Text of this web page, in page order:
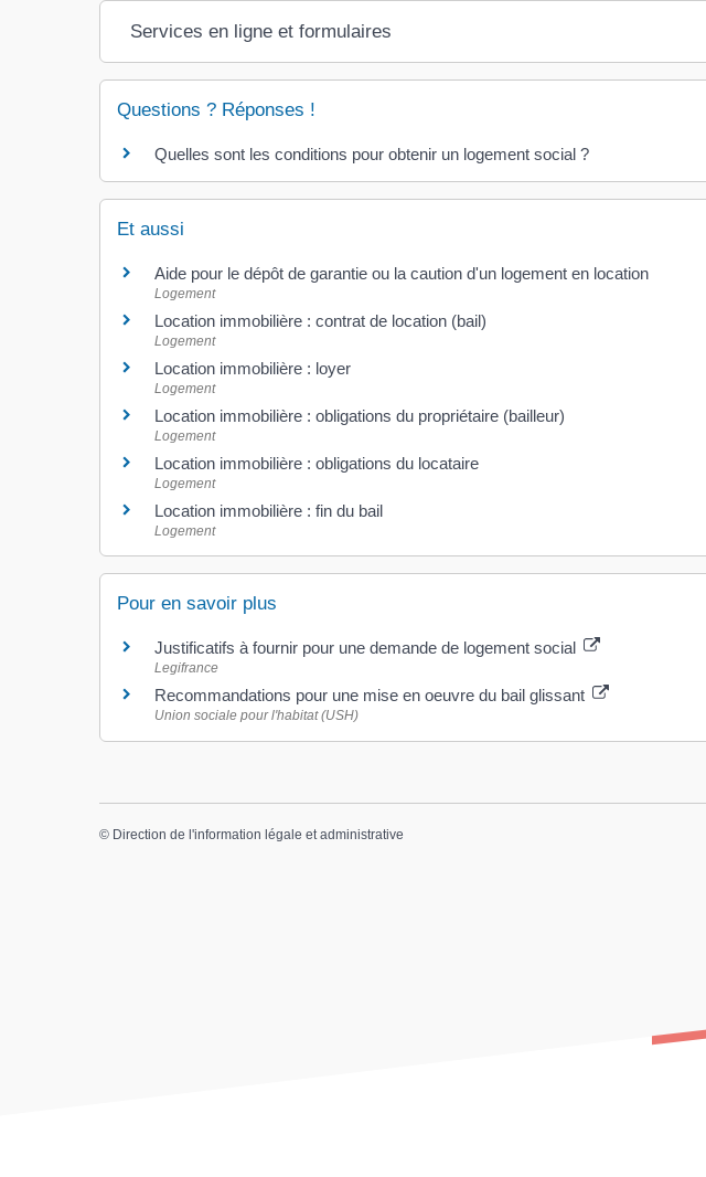
Services en ligne et formulaires
Questions ? Réponses !
Quelles sont les conditions pour obtenir un logement social ?
Et aussi
Aide pour le dépôt de garantie ou la caution d'un logement en location
Logement
Location immobilière : contrat de location (bail)
Logement
Location immobilière : loyer
Logement
Location immobilière : obligations du propriétaire (bailleur)
Logement
Location immobilière : obligations du locataire
Logement
Location immobilière : fin du bail
Logement
Pour en savoir plus
Justificatifs à fournir pour une demande de logement social
Legifrance
Recommandations pour une mise en oeuvre du bail glissant
Union sociale pour l'habitat (USH)
© Direction de l'information légale et administrative